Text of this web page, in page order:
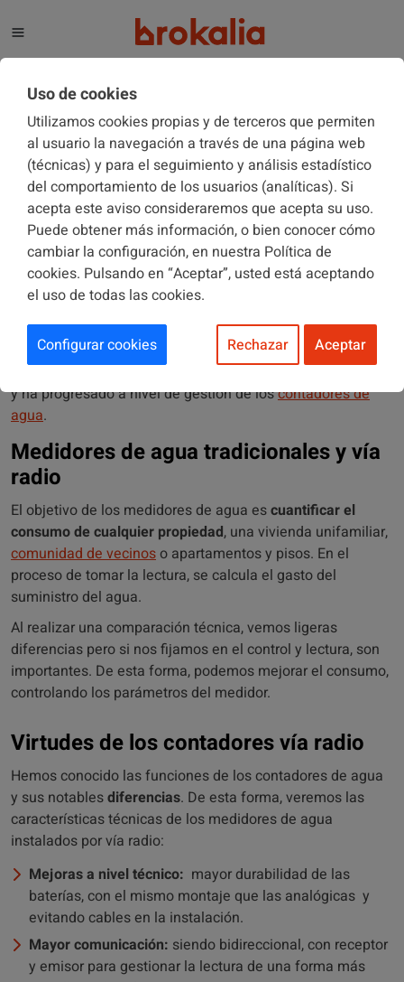
El blog de Brokalia
COMUNIDADES DE PROPIETARIOS 08/11/2019
Los avances en el mundo de los
contadores de agua
En la transformación digital que estamos viviendo, el
sector de loscontadores de aguano ha sido una excepción
y ha progresado a nivel de gestión de loscontadores de
agua.
Medidores de agua tradicionales y vía
radio
El objetivo de los medidores de agua escuantificar el
consumo de cualquier propiedad, una vivienda unifamiliar,
comunidad de vecinoso apartamentos y pisos. En el
proceso de tomar la lectura, se calcula el gasto del
suministro del agua.
Al realizar una comparación técnica, vemos ligeras
diferencias pero si nos fijamos en el control y lectura, son
importantes. De esta forma, podemos mejorar el consumo,
controlando los parámetros del medidor.
Virtudes de los contadores vía radio
Hemos conocido las funciones de los contadores de agua
y sus notablesdiferencias. De esta forma, veremos las
características técnicas de los medidores de agua
instalados por vía radio:
Mejoras a nivel técnico: mayor durabilidad de las
baterías, con el mismo montaje que las analógicas y
evitando cables en la instalación.
Mayor comunicación: siendo bidireccional, con receptor
y emisor para gestionar la lectura de una forma más
Uso de cookies
Utilizamos cookies propias y de terceros que permiten
al usuario la navegación a través de una página web
(técnicas) y para el seguimiento y análisis estadístico
del comportamiento de los usuarios (analíticas). Si
acepta este aviso consideraremos que acepta su uso.
Puede obtener más información, o bien conocer cómo
cambiar la configuración, en nuestra Política de
cookies. Pulsando en “Aceptar”, usted está aceptando
el uso de todas las cookies.
Configurar cookies Rechazar Aceptar